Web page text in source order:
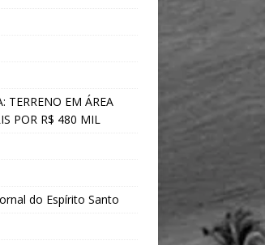
TERRENO EM ÁREA
POR R$ 480 MIL
do Espírito Santo